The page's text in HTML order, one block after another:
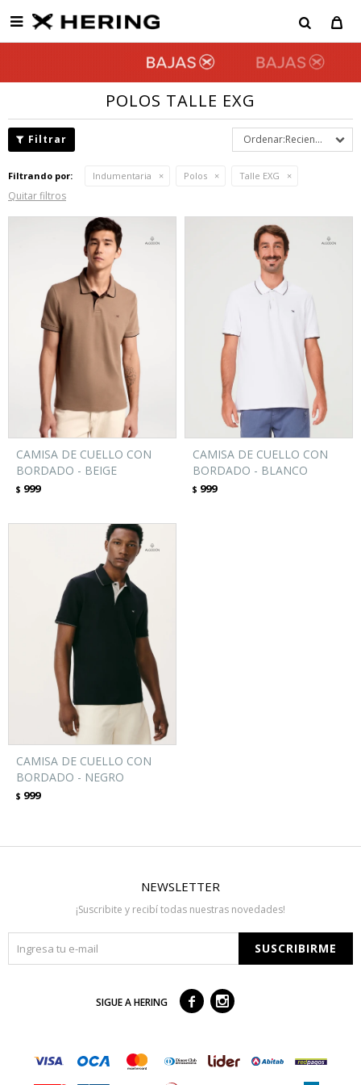

POLOS TALLE EXG
Recientes
Filtrando por: Indumentaria Polos Talle EXG
Quitar filtros
CAMISA DE CUELLO CON
BORDADO - BEIGE
$ 999
CAMISA DE CUELLO CON
BORDADO - BLANCO
$ 999
CAMISA DE CUELLO CON
BORDADO - NEGRO
$ 999
NEWSLETTER
¡Suscribite y recibí todas nuestras novedades!
SUSCRIBIRME
SIGUE A HERING  